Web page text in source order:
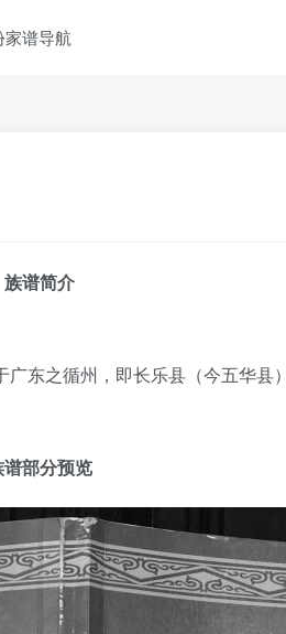
家谱导航
族谱简介
东之循州，即长乐县（今五华县
谱部分预览